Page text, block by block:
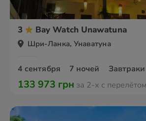
3 Bay Watch Unawatuna
Шри-Ланка, Унаватуна
4 сентября 7 ночей Завтраки
133 973 грн за 2-х с перелётом